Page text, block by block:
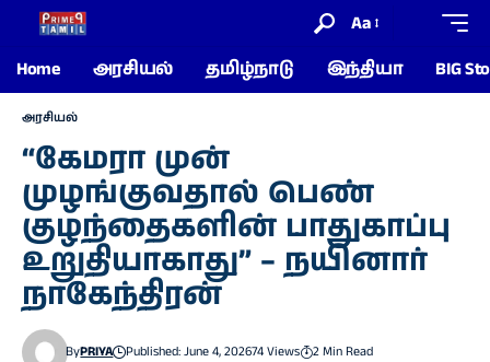
Aa
Home
அரசியல் தமிழ்நாடு இந்தியா BIG
அரசியல்
“கேமரா முன்
முழங்குவதால் பெண்
குழந்தைகளின் பாதுகாப்பு
உறுதியாகாது” – நயினார்
நாகேந்திரன்
ByPRIYA Published: June 4, 202674 Views 2 Min Read